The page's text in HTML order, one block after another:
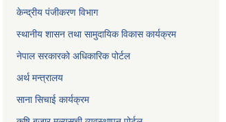
केन्द्रीय पंजीकरण विभाग
स्थानीय शासन तथा सामुदायिक विकास कार्यक्रम
नेपाल सरकारको अधिकारिक पोर्टल
अर्थ मन्त्रालय
साना सिचाई कार्यक्रम